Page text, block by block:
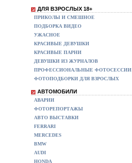
ДЛЯ ВЗРОСЛЫХ 18+
ПРИКОЛЫ И СМЕШНОЕ
ПОДБОРКА ВИДЕО
УЖАСНОЕ
КРАСИВЫЕ ДЕВУШКИ
КРАСИВЫЕ ПАРНИ
ДЕВУШКИ ИЗ ЖУРНАЛОВ
ПРОФЕССИОНАЛЬНЫЕ ФОТОСЕССИИ
ФОТОПОДБОРКИ ДЛЯ ВЗРОСЛЫХ
АВТОМОБИЛИ
АВАРИИ
ФОТОРЕПОРТАЖЫ
АВТО ВЫСТАВКИ
FERRARI
MERCEDES
BMW
AUDI
HONDA